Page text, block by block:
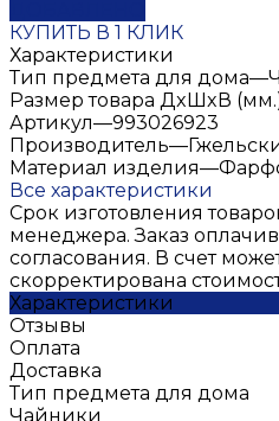
КУПИТЬ В 1 КЛИК
Характеристики
Тип предмета для дома—
Размер товара ДxШxВ
Артикул—993026923
Производитель—
Материал изделия—
Все характеристики
Срок изготовления
менеджера. Заказ
согласования. В счет
скорректирована
Характеристики
Отзывы
Оплата
Доставка
Тип предмета для дома
Чайники